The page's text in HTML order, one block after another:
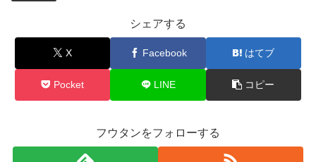
シェアする
X Facebook はてブ
Pocket LINE コピー
フウタンをフォローする